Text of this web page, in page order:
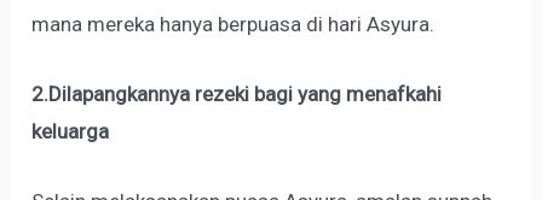
mana mereka hanya berpuasa di hari Asyura.
2.Dilapangkannya rezeki bagi yang menafkahi
keluarga